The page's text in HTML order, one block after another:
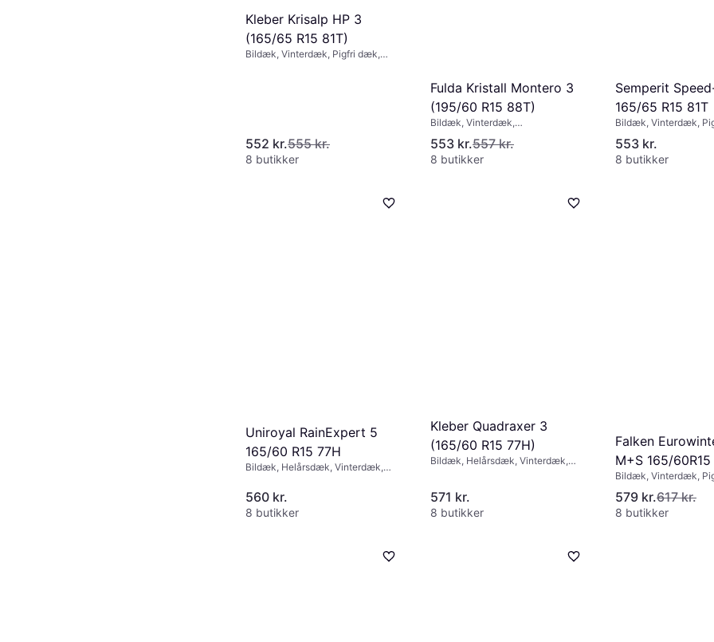
Kleber Krisalp HP 3
(165/65 R15 81T)
Bildæk, Vinterdæk, Pigfri dæk,
552 kr.555 kr.
8 butikker
Fulda Kristall Montero 3
(195/60 R15 88T)
Bildæk, Vinterdæk,
Hastighedsindeks T (190 km/t)
553 kr.557 kr.
8 butikker
Semperit
165/65 R15 81T
Bildæk, Vinterdæk,
Hastighedsindeks T
553 kr.
8 butikker
Uniroyal RainExpert 5
165/60 R15 77H
Bildæk, Helårsdæk, Vinterdæk,
Personbil, Størrelsesforhold 60 %,
Hastighedsindeks H (210 km/t)
560 kr.
8 butikker
Kleber Quadraxer 3
(165/60 R15 77H)
Bildæk, Helårsdæk, Vinterdæk,
Hastighedsindeks T (190 km/t), H
(210 km/t)
571 kr.
8 butikker
Falken
M+S 165/
Bildæk, Vinterdæk,
45 %, 70 %, 55 %, 60 %,
Hastighedsindeks V
579 kr.617 kr.
8 butikker